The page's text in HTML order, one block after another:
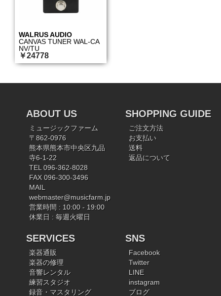
WALRUS AUDIO
CANVAS TUNER WAL-CA
NV/TU
￥24778
ABOUT US
ミュージックファーム
〒862-0976
熊本県熊本市中央区九品
寺6-1-22
TEL 096-362-8028
FAX 096-300-3496
MAIL
webmaster@musicfarm.jp
営業時間 : 10:00 - 19:00
休業日 : 毎週火曜日
SHOPPING GUIDE
ご注文方法
お支払い
送料
返品について
SERVICES
楽器通販
楽器の修理
音響レンタル
練習スタジオ
録音・マスタリング
SNS
Facebook
Twitter
LINE
instagram
ブログ